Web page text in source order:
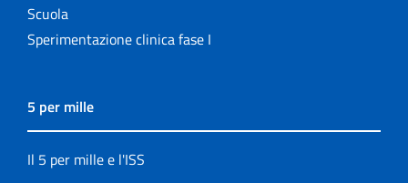
Scuola
Sperimentazione clinica fase I
5 per mille
Il 5 per mille e l'ISS